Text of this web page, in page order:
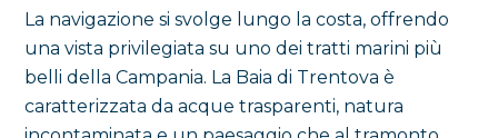
La navigazione si svolge lungo la costa, offrendo
una vista privilegiata su uno dei tratti marini più
belli della Campania. La Baia di Trentova è
caratterizzata da acque trasparenti, natura